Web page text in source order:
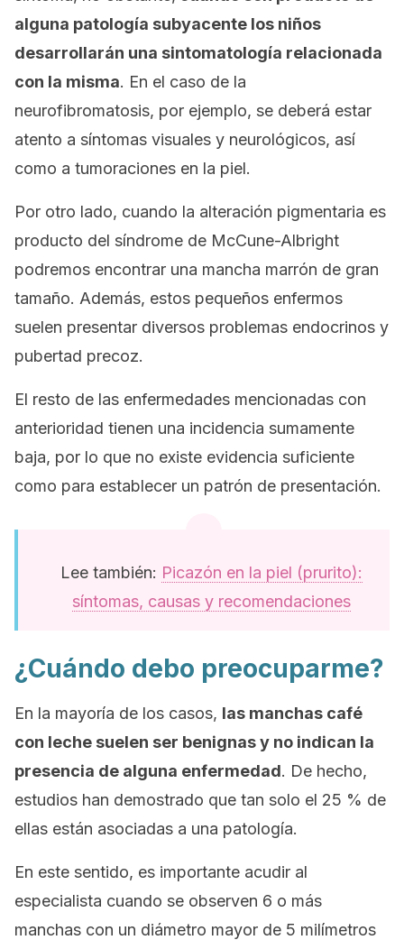
alguna patología subyacente los niños
desarrollarán una sintomatología relacionada
con la misma. En el caso de la
neurofibromatosis, por ejemplo, se deberá estar
atento a síntomas visuales y neurológicos, así
como a tumoraciones en la piel.
Por otro lado, cuando la alteración pigmentaria es
producto del síndrome de McCune-Albright
podremos encontrar una mancha marrón de gran
tamaño. Además, estos pequeños enfermos
suelen presentar diversos problemas endocrinos y
pubertad precoz.
El resto de las enfermedades mencionadas con
anterioridad tienen una incidencia sumamente
baja, por lo que no existe evidencia suficiente
como para establecer un patrón de presentación.
Lee también: Picazón en la piel (prurito):
síntomas, causas y recomendaciones
¿Cuándo debo preocuparme?
En la mayoría de los casos, las manchas café
con leche suelen ser benignas y no indican la
presencia de alguna enfermedad. De hecho,
estudios han demostrado que tan solo el 25 % de
ellas están asociadas a una patología.
En este sentido, es importante acudir al
especialista cuando se observen 6 o más
manchas con un diámetro mayor de 5 milímetros